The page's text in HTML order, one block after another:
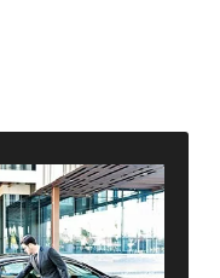
privé vous
sécurisé